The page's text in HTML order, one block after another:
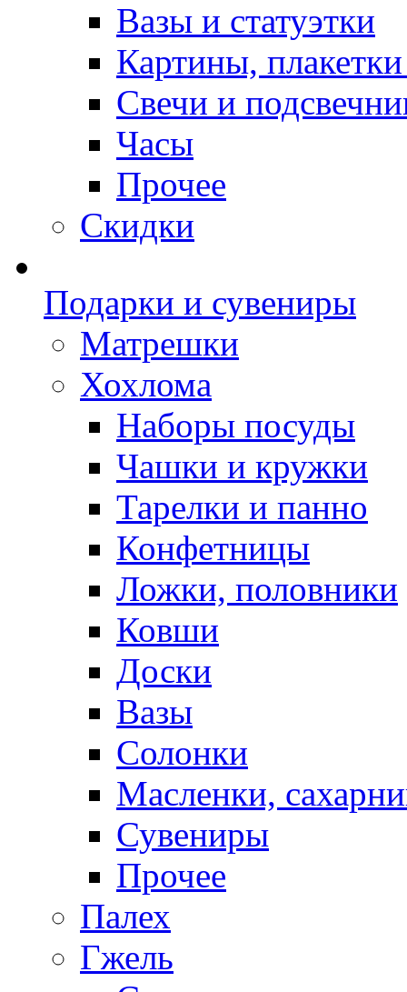
Вазы и статуэтки
Картины,
Свечи и
Часы
Прочее
Скидки
Подарки и сувениры
Матрешки
Хохлома
Наборы посуды
Чашки и кружки
Тарелки и панно
Конфетницы
Ложки, половники
Ковши
Доски
Вазы
Солонки
Масленки,
Сувениры
Прочее
Палех
Гжель